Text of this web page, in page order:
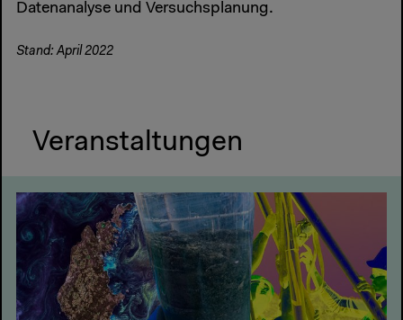
Datenanalyse und Versuchsplanung.
Stand: April 2022
Veranstaltungen